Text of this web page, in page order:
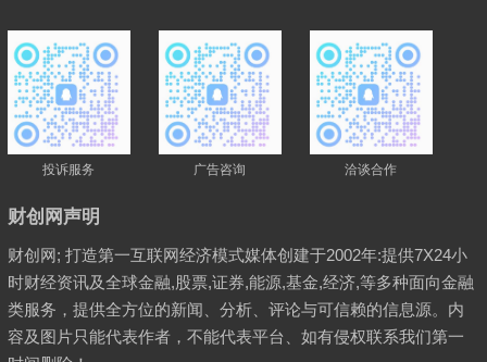
投诉服务 广告咨询 洽谈合作
财创网声明
财创网; 打造第一互联网经济模式媒体创建于2002年:提供7X24小
时财经资讯及全球金融,股票,证券,能源,基金,经济,等多种面向金融
类服务，提供全方位的新闻、分析、评论与可信赖的信息源。内
容及图片只能代表作者，不能代表平台、如有侵权联系我们第一